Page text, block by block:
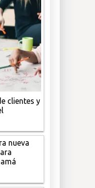
clientes y
nueva